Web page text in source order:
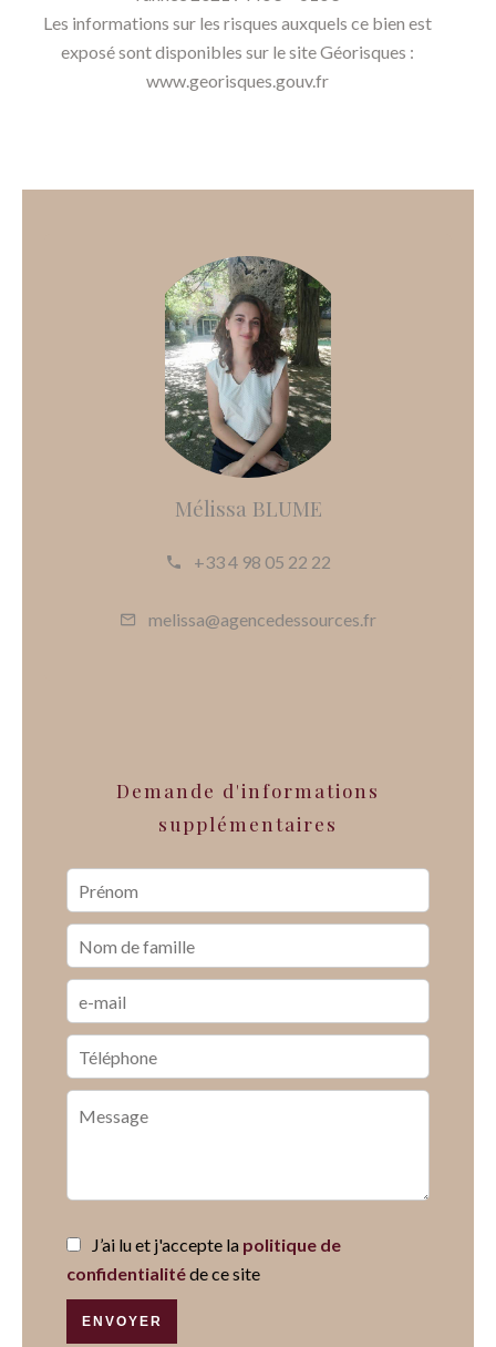
Les informations sur les risques auxquels ce bien est
exposé sont disponibles sur le site Géorisques :
www.georisques.gouv.fr
Mélissa BLUME
+33 4 98 05 22 22
melissa@agencedessources.fr
Demande d'informations
supplémentaires
J’ai lu et j'accepte la politique de
confidentialitéde ce site
ENVOYER